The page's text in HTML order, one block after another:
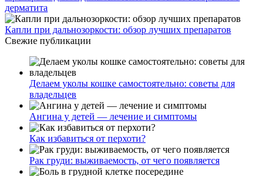
дерматита
Капли при дальнозоркости: обзор лучших препаратов
Свежие публикации
Делаем уколы кошке самостоятельно: советы для
владельцев
Ангина у детей — лечение и симптомы
Как избавиться от перхоти?
Рак груди: выживаемость, от чего появляется